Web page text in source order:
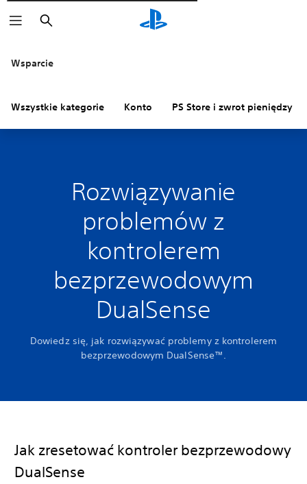
Wyszukaj
Wsparcie
Wszystkie kategorie Konto PS Store i zwrot pieniędzy
Rozwiązywanie
problemów z
kontrolerem
bezprzewodowym
DualSense
Dowiedz się, jak rozwiązywać problemy z kontrolerem
bezprzewodowym DualSense™.
Jak zresetować kontroler bezprzewodowy
DualSense